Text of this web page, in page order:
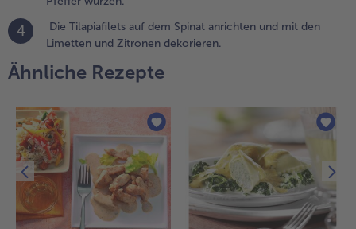
anbraten
den Spinat
und Pfeffer
dem
4
Die Tilapiafilets auf dem Spinat anrichten und mit den
Limetten und Zitronen dekorieren.
Ähnliche Rezepte